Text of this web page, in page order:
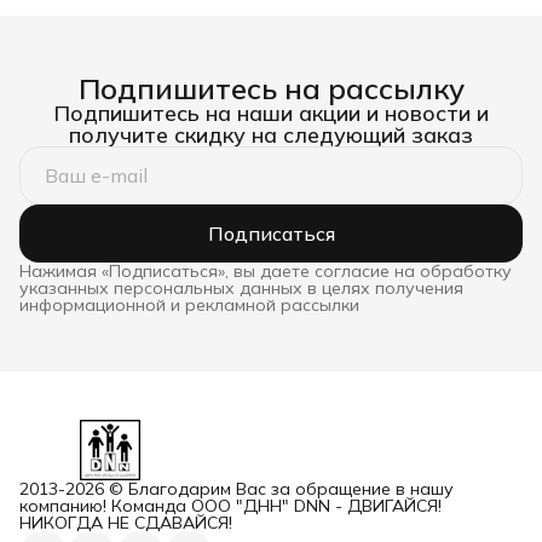
Подпишитесь на рассылку
Подпишитесь на наши акции и новости и
получите скидку на следующий заказ
Подписаться
Нажимая «Подписаться», вы даете согласие на обработку
указанных персональных данных в целях получения
информационной и рекламной рассылки
2013-2026 © Благодарим Вас за обращение в нашу
компанию! Команда ООО "ДНН" DNN - ДВИГАЙСЯ!
НИКОГДА НЕ СДАВАЙСЯ!